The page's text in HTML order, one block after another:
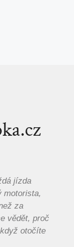
jízda
motorista,
za
vědět, proč
otočíte